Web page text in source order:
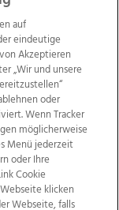
Jobs
auf
eindeutige
Akzeptieren
„Wir und unsere
oder
Wenn Tracker
möglicherweise
Menü jederzeit
oder Ihre
Cookie
klicken
Webseite, falls